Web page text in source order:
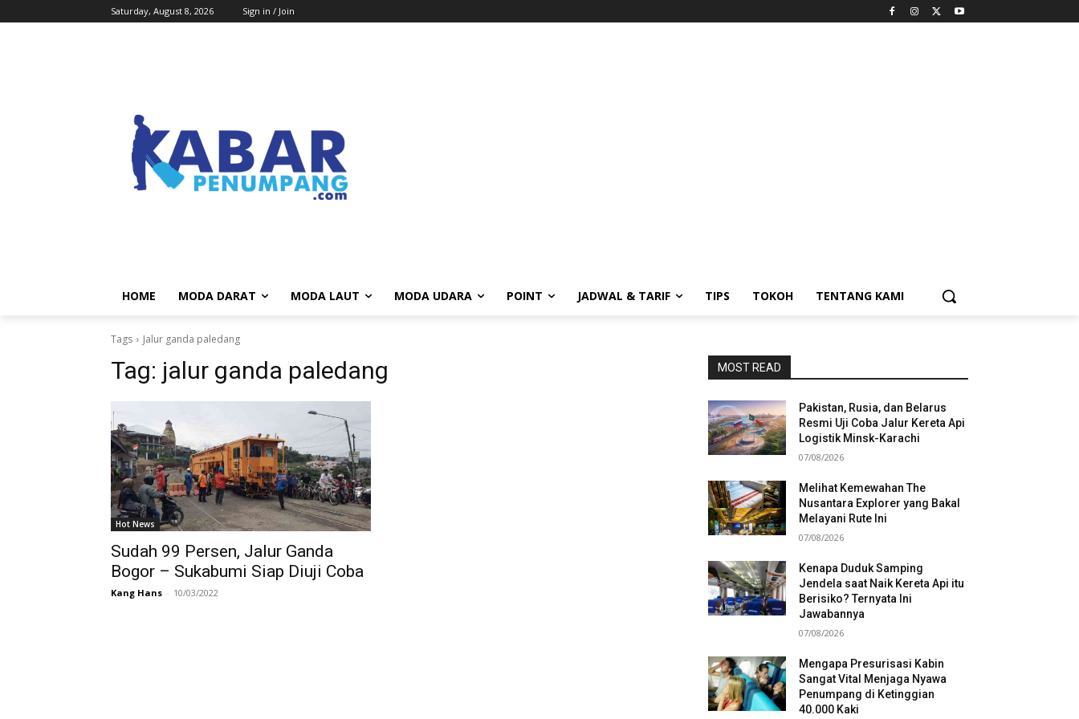
Saturday, August 8, 2026 Sign in / Join
HOME MODA DARAT MODA LAUT MODA UDARA POINT JADWAL & TARIF TIPS TOKOH TENTANG KAMI
Tags Jalur ganda paledang
Tag: jalur ganda paledang
Hot News
Sudah 99 Persen, Jalur Ganda
Bogor – Sukabumi Siap Diuji Coba
Kang Hans - 10/03/2022
MOST READ
Pakistan, Rusia, dan Belarus
Resmi Uji Coba Jalur Kereta Api
Logistik Minsk-Karachi
07/08/2026
Melihat Kemewahan The
Nusantara Explorer yang Bakal
Melayani Rute Ini
07/08/2026
Kenapa Duduk Samping
Jendela saat Naik Kereta Api itu
Berisiko? Ternyata Ini
Jawabannya
07/08/2026
Mengapa Presurisasi Kabin
Sangat Vital Menjaga Nyawa
Penumpang di Ketinggian
40.000 Kaki